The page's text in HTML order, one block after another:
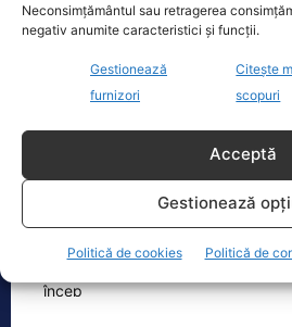
Neconsimțământul sau retragerea
negativ anumite caracteristici și funcții.
Gestionează
furnizori
Citește
scopuri
Acceptă
Gestionează
Politică de cookies Politică de
Oficiul de Știri
Zilele
perioada 7-9
spectacol